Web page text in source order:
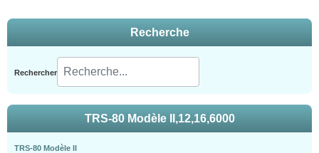
Recherche
Rechercher
TRS-80 Modèle II,12,16,6000
TRS-80 Modèle II